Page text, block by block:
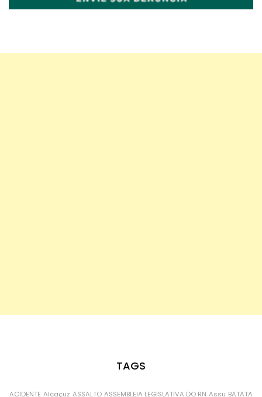
TAGS
ACIDENTE Alcaçuz ASSALTO ASSEMBLEIA LEGISLATIVA DO RN Assu BATATA